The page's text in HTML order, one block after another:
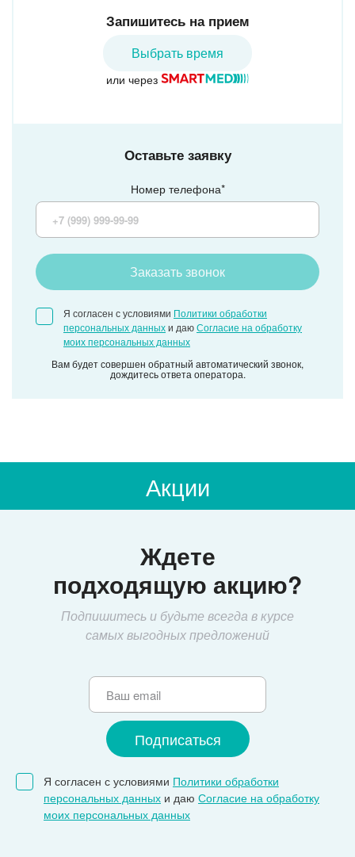
Оставьте заявку
Номер телефона*
Заказать звонок
Я согласен с условиями Политики обработки
персональных данныхи даюСогласие на обработку
моих персональных данных
Вам будет совершен обратный автоматический звонок,
дождитесь ответа оператора.
Запишитесь на прием
Выбрать время
или через
Акции
Ждете
подходящую акцию?
Подпишитесь и будьте всегда в курсе
самых выгодных предложений
Я согласен с условиями Политики обработки
персональных данных и даю Согласие на обработку
моих персональных данных